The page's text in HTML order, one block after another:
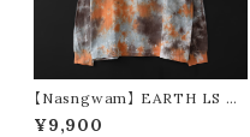
【Nasngwam】 EARTH LS T
EE (sunset sizeM ②)
¥9,900